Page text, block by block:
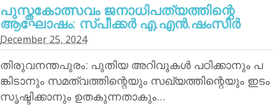
പുസ്തകോത്സവം ജനാധിപത്യത്തിന്റെ
ആഘോഷം: സ്പീക്കര്‍ എ.എന്‍.ഷംസീര്‍
December 25, 2024
തിരുവനന്തപുരം: പുതിയ അറിവുകള്‍ പഠിക്കാനും പ
ങ്കിടാനും സമത്വത്തിന്റെയും സഖ്യത്തിന്റെയും ഇടം
സൃഷ്ടിക്കാനും ഉതകുന്നതാകും…